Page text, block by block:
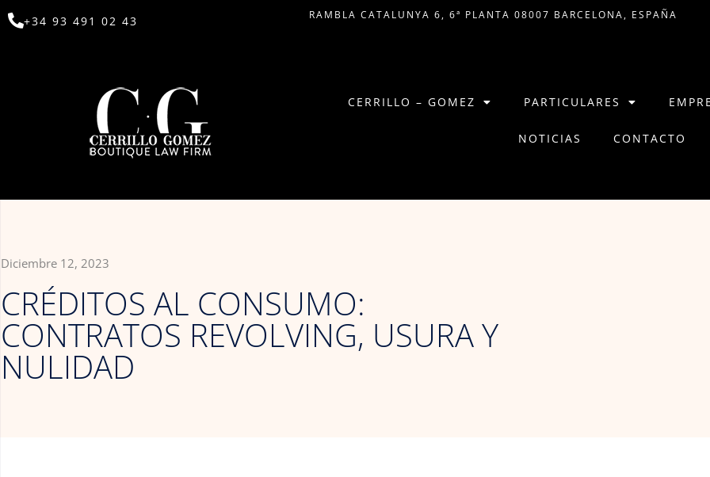
+34 93 491 02 43 RAMBLA CATALUNYA 6, 6ª PLANTA 08007 BARCELONA, ESPAÑA
CERRILLO – GOMEZ PARTICULARES
NOTICIAS CONTACTO
Diciembre 12, 2023
CRÉDITOS AL CONSUMO:
CONTRATOS REVOLVING, USURA Y
NULIDAD